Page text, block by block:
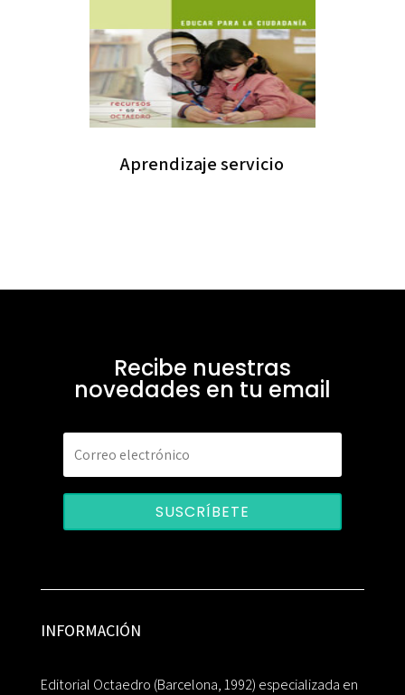
Aprendizaje servicio
Recibe nuestras
novedades en tu email
SUSCRÍBETE
INFORMACIÓN
Editorial Octaedro (Barcelona, 1992) especializada en